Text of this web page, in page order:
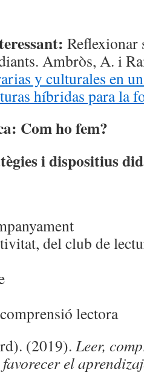
Reflexionar
Ambròs, A. i
y culturales en
híbridas para la
Com ho fem?
i dispositius
del club de
lectora
(2019). Leer,
el